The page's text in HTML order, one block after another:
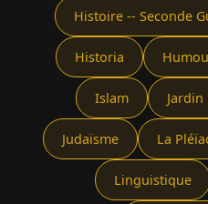
Histoire -- Seconde
Historia
Islam
Judaïsme La
Linguistique